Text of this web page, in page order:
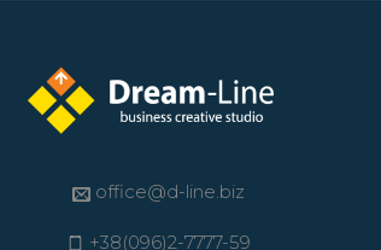
office@d-line.biz
+38(096)2-7777-59